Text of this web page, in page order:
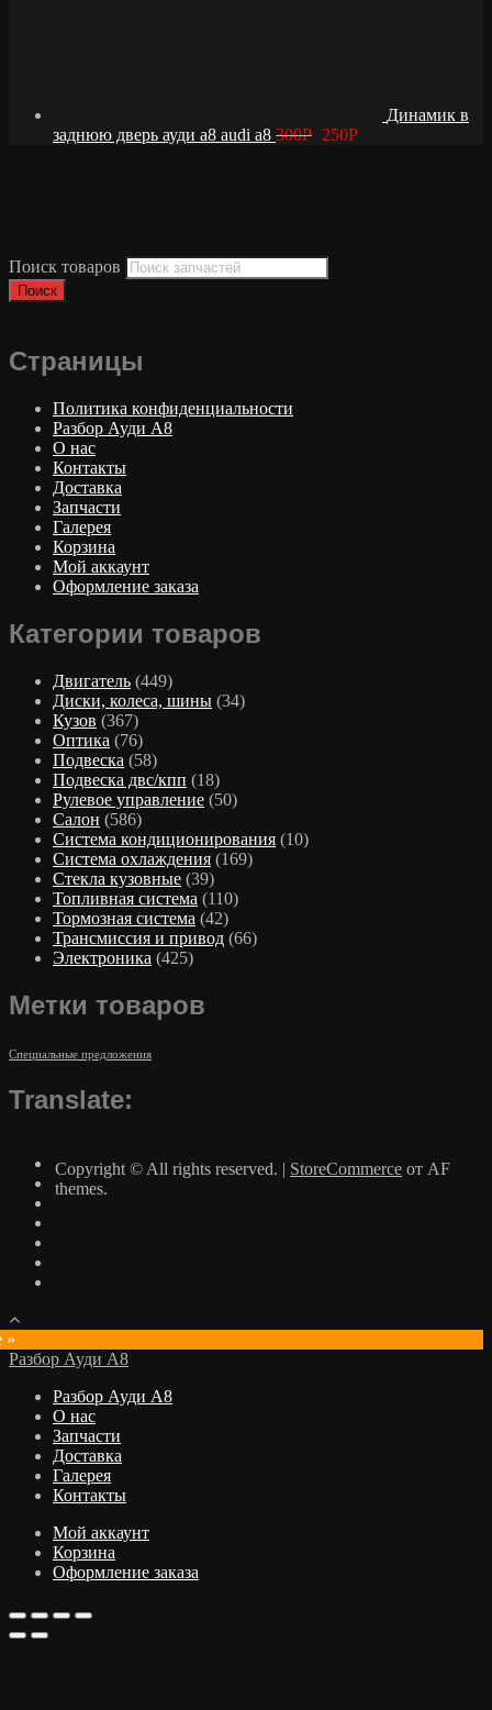
Динамик в
заднюю дверь ауди а8 audi a8 300Р 250Р
Поиск товаров
Поиск
Страницы
Политика конфиденциальности
Разбор Ауди А8
О нас
Контакты
Доставка
Запчасти
Галерея
Корзина
Мой аккаунт
Оформление заказа
Категории товаров
Двигатель (449)
Диски, колеса, шины (34)
Кузов (367)
Оптика (76)
Подвеска (58)
Подвеска двс/кпп (18)
Рулевое управление (50)
Салон (586)
Система кондиционирования (10)
Система охлаждения (169)
Стекла кузовные (39)
Топливная система (110)
Тормозная система (42)
Трансмиссия и привод (66)
Электроника (425)
Метки товаров
Специальные предложения
Translate:
Copyright © All rights reserved. | StoreCommerce от AF
themes.
»
Разбор Ауди А8
Разбор Ауди А8
О нас
Запчасти
Доставка
Галерея
Контакты
Мой аккаунт
Корзина
Оформление заказа